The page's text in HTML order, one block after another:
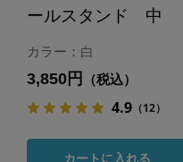
ールスタンド 中
カラー：白
3,850円 （税込）
4.9（12）
カートに入れる